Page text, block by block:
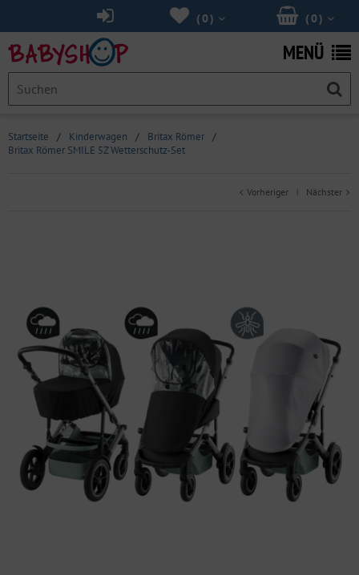
(0 )
(0 )
MENÜ
Startseite / Kinderwagen / Britax Römer /
Britax Römer SMILE 5Z Wetterschutz-Set
Vorheriger | Nächster